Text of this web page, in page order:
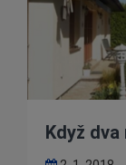
Když